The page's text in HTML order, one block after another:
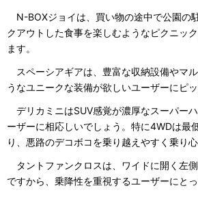
N-BOXジョイは、買い物の途中で公園の
クアウトした食事を楽しむようなピクニッ
ます。
スペーシアギアは、豊富な収納設備やマ
うなユニークな装備が欲しいユーザーにピッ
デリカミニはSUV感覚が濃厚なスーパー
ーザーに相応しいでしょう。特に4WDは最
り、悪路のデコボコを乗り越えやすく乗り心
タントファンクロスは、ワイドに開く左
ですから、乗降性を重視するユーザーにとっ